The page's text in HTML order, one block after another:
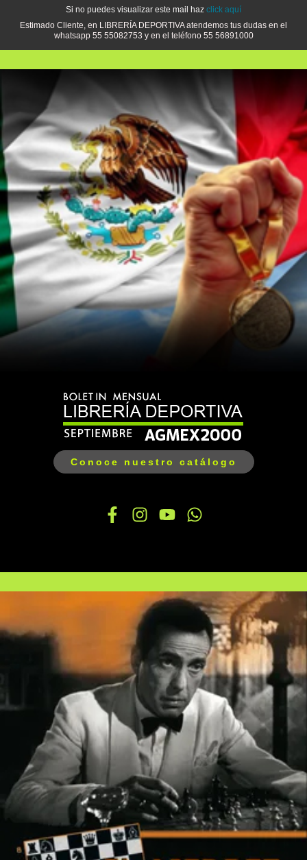
Si no puedes visualizar este mail haz click aquí
Estimado Cliente, en LIBRERÍA DEPORTIVA atendemos tus dudas en el
whatsapp 55 55082753 y en el teléfono 55 56891000
Conoce nuestro catálogo